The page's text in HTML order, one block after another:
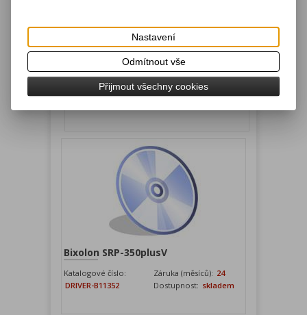
Tiskárny BIXOLON
Katalogové číslo:
Záruka (měsíců):
Bixolon SRP-350plusV
Katalogové číslo:
DRIVER-B11352
Záruka (měsíců): 24
Dostupnost: skladem
Nastavení
Odmítnout vše
Přijmout všechny cookies